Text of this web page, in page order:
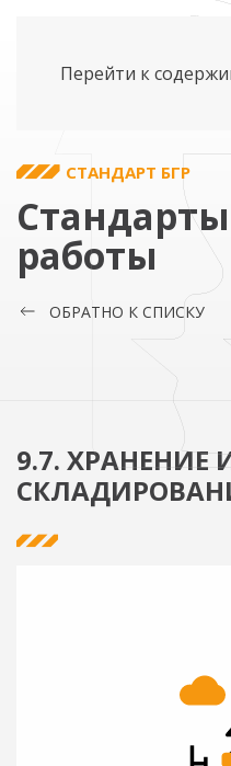
Перейти к
СТАНДАРТ БГР
работы
ОБРАТНО К СПИСКУ
9.7. ХРАНЕНИЕ